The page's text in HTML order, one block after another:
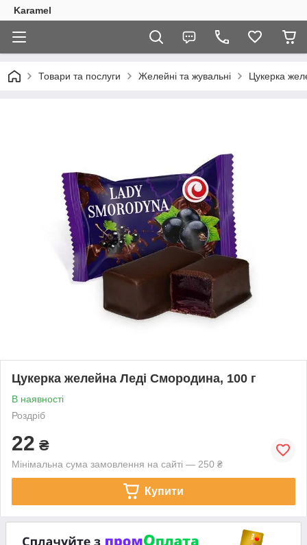
Karamel
Товари та послуги Желейні та жувальні Цукерка
Цукерка желейна Леді Смородина, 100 г
В наявності
Роздріб
22 ₴
Мінімальна сума замовлення на сайті — 250 ₴
Купити